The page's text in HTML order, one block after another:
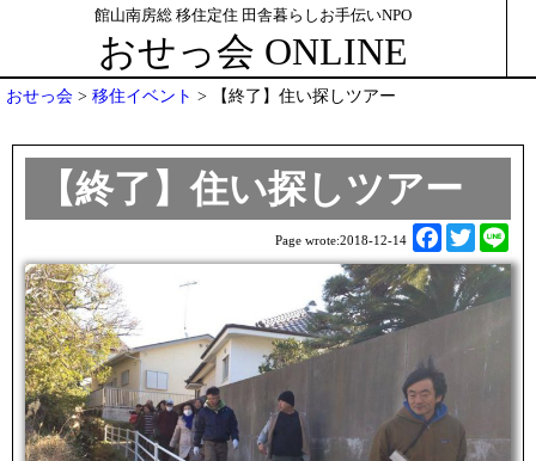
館山南房総 移住定住 田舎暮らしお手伝いNPO
おせっ会 ONLINE
おせっ会 > 移住イベント > 【終了】住い探しツアー
【終了】住い探しツアー
Page wrote:2018-12-14
F
a
e
o
o
k
T
w
i
i
n